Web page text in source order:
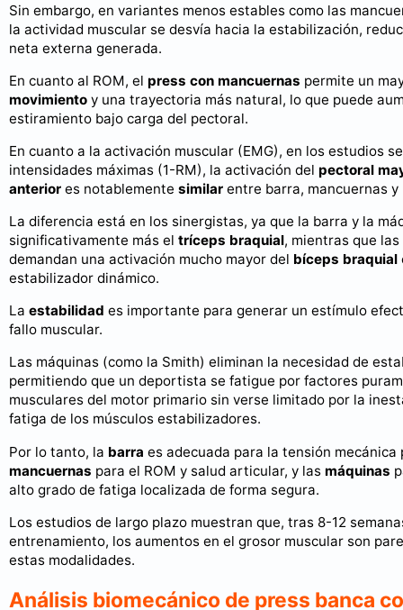
Sin embargo, en variantes menos estables como las
la actividad muscular se desvía hacia la estabilización,
neta externa generada.
En cuanto al ROM, el press con mancuernas permite un
movimiento y una trayectoria más natural, lo que puede
estiramiento bajo carga del pectoral.
En cuanto a la activación muscular (EMG), en los estudios
intensidades máximas (1-RM), la activación del pectoral
anterior es notablemente similar entre barra, mancuernas y
La diferencia está en los sinergistas, ya que la barra y la
significativamente más el tríceps braquial, mientras que
demandan una activación mucho mayor del bíceps braquial
estabilizador dinámico.
La estabilidad es importante para generar un estímulo
fallo muscular.
Las máquinas (como la Smith) eliminan la necesidad de
permitiendo que un deportista se fatigue por factores
musculares del motor primario sin verse limitado por la
fatiga de los músculos estabilizadores.
Por lo tanto, la barra es adecuada para la tensión mecánica
mancuernas para el ROM y salud articular, y las máquinas
alto grado de fatiga localizada de forma segura.
Los estudios de largo plazo muestran que, tras 8-12
entrenamiento, los aumentos en el grosor muscular son
estas modalidades.
Análisis biomecánico de press banca